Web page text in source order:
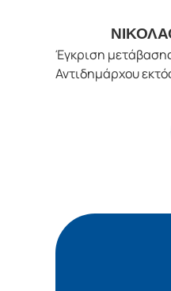
Έγκριση
Αντιδημάρχου